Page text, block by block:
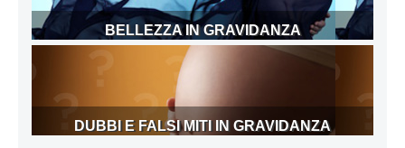
BELLEZZA IN GRAVIDANZA
DUBBI E FALSI MITI IN GRAVIDANZA